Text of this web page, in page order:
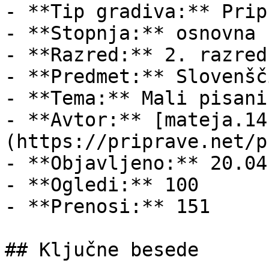
- **Tip gradiva:**
- **Stopnja:** osnovna
- **Razred:** 2. razred
- **Predmet:**
- **Tema:** Mali
- **Avtor:**
(https://priprave.net/
- **Objavljeno:**
- **Ogledi:** 100
- **Prenosi:** 151
## Ključne besede